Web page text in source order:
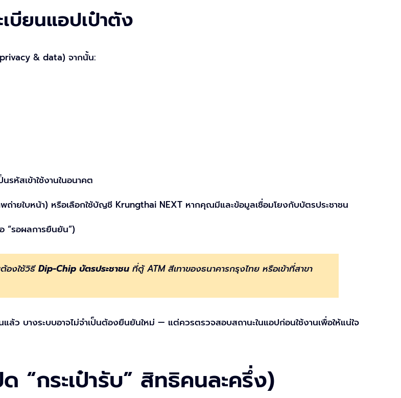
บียนแอปเป๋าตัง
& data) จากนั้น:
หัสเข้าใช้งานในอนาคต
ถ่ายใบหน้า) หรือเลือกใช้บัญชี Krungthai NEXT หากคุณมีและข้อมูลเชื่อมโยงกับบัตรประชาชน
“รอผลการยืนยัน”)
องใช้วิธีDip-Chip บัตรประชาชน ที่ตู้ ATM สีเทาของธนาคารกรุงไทย หรือเข้าที่สาขา
ว บางระบบอาจไม่จำเป็นต้องยืนยันใหม่ — แต่ควรตรวจสอบสถานะในแอปก่อนใช้งานเพื่อให้แน่ใจ
“กระเป๋ารับ” สิทธิคนละครึ่ง)